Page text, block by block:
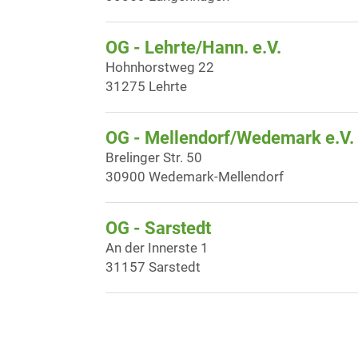
OG - Lehrte/Hann. e.V.
Hohnhorstweg 22
31275 Lehrte
OG - Mellendorf/Wedemark e.V.
Brelinger Str. 50
30900 Wedemark-Mellendorf
OG - Sarstedt
An der Innerste 1
31157 Sarstedt